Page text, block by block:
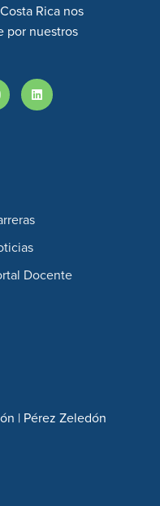
Rica nos
por nuestros
Docente
| Pérez Zeledón